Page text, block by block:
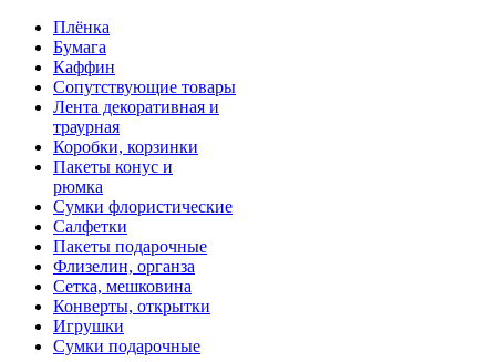
Плёнка
Бумага
Каффин
Сопутствующие товары
Лента декоративная и
траурная
Коробки, корзинки
Пакеты конус и
рюмка
Сумки флористические
Салфетки
Пакеты подарочные
Флизелин, органза
Сетка, мешковина
Конверты, открытки
Игрушки
Сумки подарочные